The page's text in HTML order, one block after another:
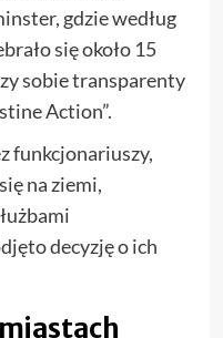
gdzie według
się około 15
sobie transparenty
Action”.
funkcjonariuszy,
na ziemi,
decyzję o ich